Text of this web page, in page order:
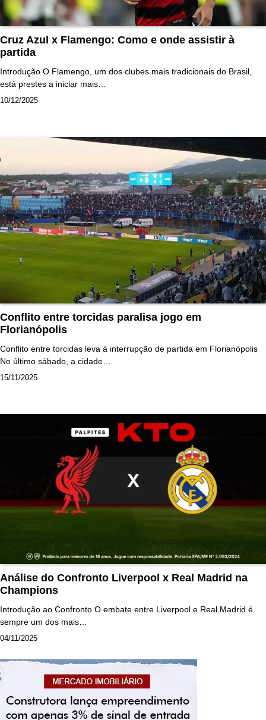
Cruz Azul x Flamengo: Como e onde assistir à
partida
Introdução O Flamengo, um dos clubes mais tradicionais do Brasil,
está prestes a iniciar mais…
10/12/2025
Conflito entre torcidas paralisa jogo em
Florianópolis
Conflito entre torcidas leva à interrupção de partida em Florianópolis
No último sábado, a cidade…
15/11/2025
Análise do Confronto Liverpool x Real Madrid na
Champions
Introdução ao Confronto O embate entre Liverpool e Real Madrid é
sempre um dos mais…
04/11/2025